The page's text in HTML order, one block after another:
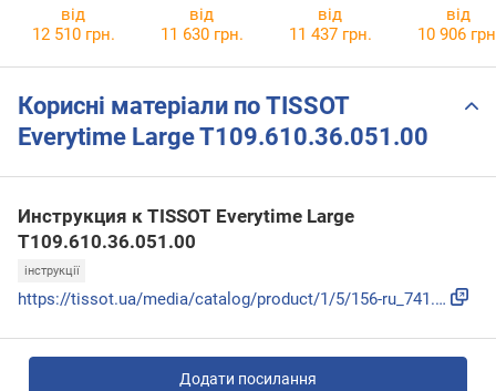
31.00
31.00
від
12 510 грн.
від
11 630 грн.
від
11 437 грн.
від
10 906
Корисні матеріали по TISSOT
Everytime Large T109.610.36.051.00
Инструкция к TISSOT Everytime Large
T109.610.36.051.00
інструкції
https://tissot.ua/media/catalog/product/1/5/156-ru_741.pdf
Додати посилання